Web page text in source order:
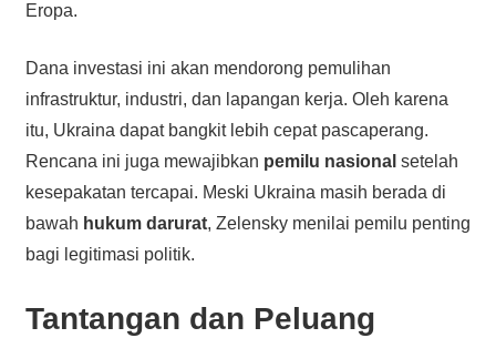
Eropa.
Dana investasi ini akan mendorong pemulihan
infrastruktur, industri, dan lapangan kerja. Oleh karena
itu, Ukraina dapat bangkit lebih cepat pascaperang.
Rencana ini juga mewajibkan pemilu nasional setelah
kesepakatan tercapai. Meski Ukraina masih berada di
bawah hukum darurat, Zelensky menilai pemilu penting
bagi legitimasi politik.
Tantangan dan Peluang